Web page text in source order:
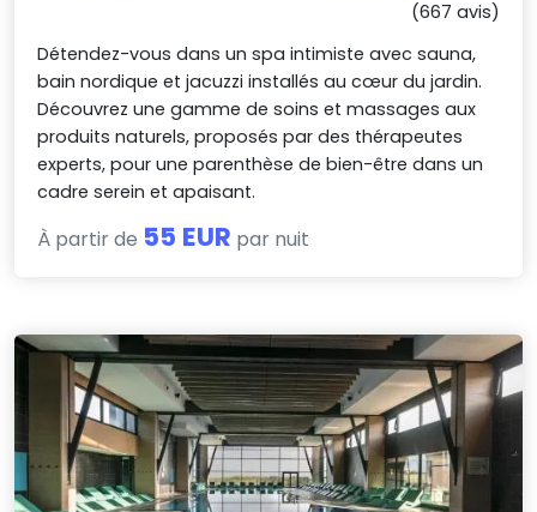
(667 avis)
Détendez-vous dans un spa intimiste avec sauna,
bain nordique et jacuzzi installés au cœur du jardin.
Découvrez une gamme de soins et massages aux
produits naturels, proposés par des thérapeutes
experts, pour une parenthèse de bien-être dans un
cadre serein et apaisant.
À partir de 55 EUR par nuit